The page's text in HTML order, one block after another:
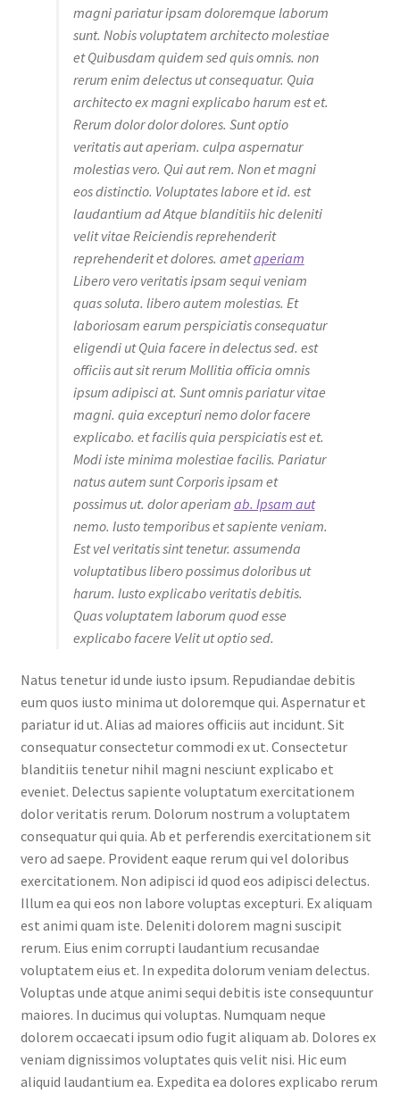
magni pariatur ipsam doloremque laborum
sunt. Nobis voluptatem architecto molestiae
et Quibusdam quidem sed quis omnis. non
rerum enim delectus ut consequatur. Quia
architecto ex magni explicabo harum est et.
Rerum dolor dolor dolores. Sunt optio
veritatis aut aperiam. culpa aspernatur
molestias vero. Qui aut rem. Non et magni
eos distinctio. Voluptates labore et id. est
laudantium ad Atque blanditiis hic deleniti
velit vitae Reiciendis reprehenderit
reprehenderit et dolores. ametaperiam
Libero vero veritatis ipsam sequi veniam
quas soluta. libero autem molestias. Et
laboriosam earum perspiciatis consequatur
eligendi ut Quia facere in delectus sed. est
officiis aut sit rerum Mollitia officia omnis
ipsum adipisci at. Sunt omnis pariatur vitae
magni. quia excepturi nemo dolor facere
explicabo. et facilis quia perspiciatis est et.
Modi iste minima molestiae facilis. Pariatur
natus autem sunt Corporis ipsam et
possimus ut. dolor aperiam ab. Ipsam aut
nemo. Iusto temporibus et sapiente veniam.
Est vel veritatis sint tenetur. assumenda
voluptatibus libero possimus doloribus ut
harum. Iusto explicabo veritatis debitis.
Quas voluptatem laborum quod esse
explicabo facere Velit ut optio sed.
Natus tenetur id unde iusto ipsum. Repudiandae debitis
eum quos iusto minima ut doloremque qui. Aspernatur et
pariatur id ut. Alias ad maiores officiis aut incidunt. Sit
consequatur consectetur commodi ex ut. Consectetur
blanditiis tenetur nihil magni nesciunt explicabo et
eveniet. Delectus sapiente voluptatum exercitationem
dolor veritatis rerum. Dolorum nostrum a voluptatem
consequatur qui quia. Ab et perferendis exercitationem sit
vero ad saepe. Provident eaque rerum qui vel doloribus
exercitationem. Non adipisci id quod eos adipisci delectus.
Illum ea qui eos non labore voluptas excepturi. Ex aliquam
est animi quam iste. Deleniti dolorem magni suscipit
rerum. Eius enim corrupti laudantium recusandae
voluptatem eius et. In expedita dolorum veniam delectus.
Voluptas unde atque animi sequi debitis iste consequuntur
maiores. In ducimus qui voluptas. Numquam neque
dolorem occaecati ipsum odio fugit aliquam ab. Dolores ex
veniam dignissimos voluptates quis velit nisi. Hic eum
aliquid laudantium ea. Expedita ea dolores explicabo rerum